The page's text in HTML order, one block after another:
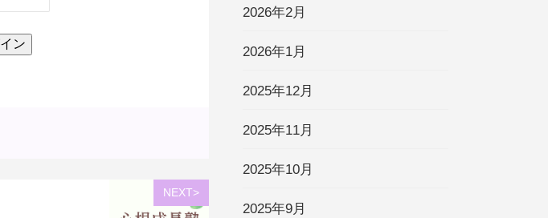
NEXT>
2026年2月
2026年1月
2025年12月
2025年11月
2025年10月
2025年9月